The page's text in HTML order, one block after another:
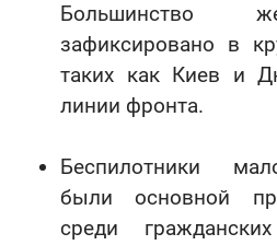
Большинство
зафиксировано в
таких как Киев и
линии фронта.
Беспилотники
были основной
среди